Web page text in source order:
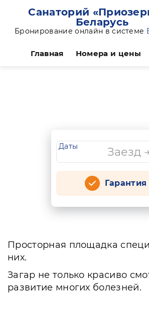
Санаторий
Беларусь
Бронирование онлайн в системе
Главная Номера и цены
Даты
Просторная площадка
них.
Загар не только красиво
развитие многих болезней.